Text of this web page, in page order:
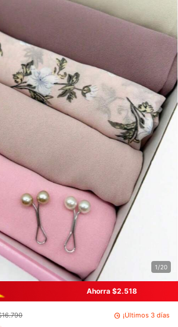
1/20
Ahorra $2.518
¡Últimos 3 días